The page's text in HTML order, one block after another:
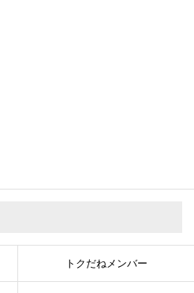
トクだねメンバー